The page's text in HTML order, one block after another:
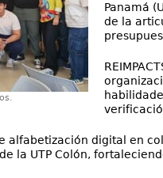
Panamá
de la
alfabetización digital en
la UTP Colón,